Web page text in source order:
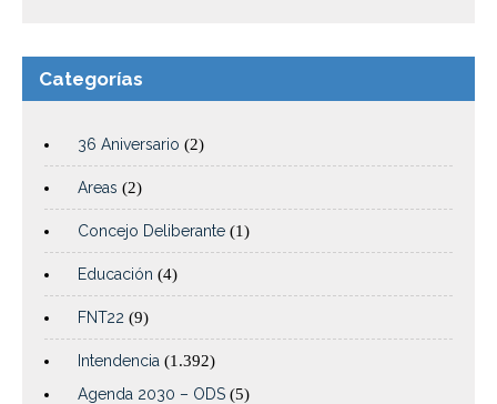
Categorías
36 Aniversario (2)
Areas (2)
Concejo Deliberante (1)
Educación (4)
FNT22 (9)
Intendencia (1.392)
Agenda 2030 – ODS (5)